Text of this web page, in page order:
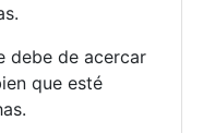
debe de acercar
que esté